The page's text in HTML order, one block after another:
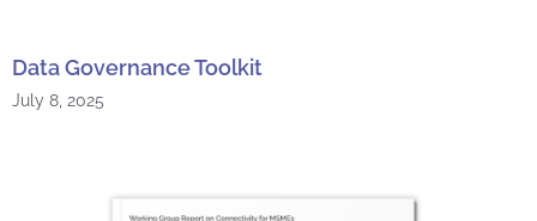
Data Governance Toolkit
July 8, 2025